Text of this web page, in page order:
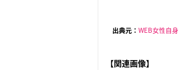
出典元： WEB女性自身
【関連画像】